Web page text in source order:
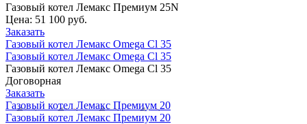
Газовый котел Лемакс Премиум 25N
Цена: 51 100 руб.
Заказать
Газовый котел Лемакс Omega Cl 35
Газовый котел Лемакс Omega Cl 35
Газовый котел Лемакс Omega Cl 35
Договорная
Заказать
Газовый котел Лемакс Премиум 20
Газовый котел Лемакс Премиум 20